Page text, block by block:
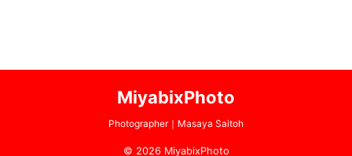
MiyabixPhoto
Photographer｜Masaya Saitoh
© 2026 MiyabixPhoto